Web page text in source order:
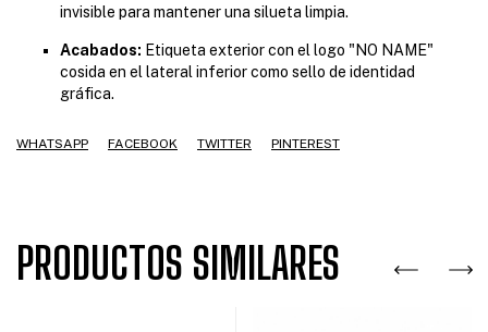
invisible para mantener una silueta limpia.
Acabados: Etiqueta exterior con el logo "NO NAME"
cosida en el lateral inferior como sello de identidad
gráfica.
WHATSAPP FACEBOOK TWITTER PINTEREST
PRODUCTOS SIMILARES